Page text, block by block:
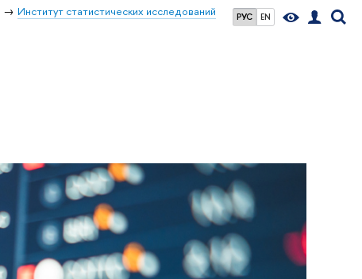
РУС EN
Институт статистических исследований